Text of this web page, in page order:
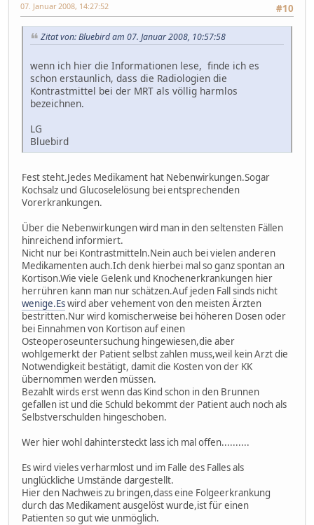
#10
07. Januar 2008, 14:27:52
Zitat von: Bluebird am 07. Januar 2008, 10:57:58
wenn ich hier die Informationen lese, finde ich es
schon erstaunlich, dass die Radiologien die
Kontrastmittel bei der MRT als völlig harmlos
bezeichnen.
LG
Bluebird
Fest steht.Jedes Medikament hat Nebenwirkungen.Sogar
Kochsalz und Glucoselelösung bei entsprechenden
Vorerkrankungen.
Über die Nebenwirkungen wird man in den seltensten Fällen
hinreichend informiert.
Nicht nur bei Kontrastmitteln.Nein auch bei vielen anderen
Medikamenten auch.Ich denk hierbei mal so ganz spontan an
Kortison.Wie viele Gelenk und Knochenerkrankungen hier
herrühren kann man nur schätzen.Auf jeden Fall sinds nicht
wenige.Eswird aber vehement von den meisten Ärzten
bestritten.Nur wird komischerweise bei höheren Dosen oder
bei Einnahmen von Kortison auf einen
Osteoperoseuntersuchung hingewiesen,die aber
wohlgemerkt der Patient selbst zahlen muss,weil kein Arzt die
Notwendigkeit bestätigt, damit die Kosten von der KK
übernommen werden müssen.
Bezahlt wirds erst wenn das Kind schon in den Brunnen
gefallen ist und die Schuld bekommt der Patient auch noch als
Selbstverschulden hingeschoben.
Wer hier wohl dahintersteckt lass ich mal offen..........
Es wird vieles verharmlost und im Falle des Falles als
unglückliche Umstände dargestellt.
Hier den Nachweis zu bringen,dass eine Folgeerkrankung
durch das Medikament ausgelöst wurde,ist für einen
Patienten so gut wie unmöglich.